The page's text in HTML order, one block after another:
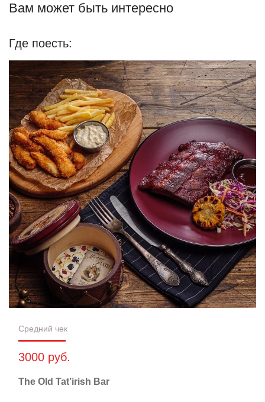
Вам может быть интересно
Где поесть:
Средний чек
3000 руб.
The Old Tat’irish Bar